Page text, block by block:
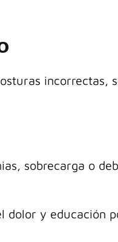
incorrectas,
sobrecarga o
dolor y educación